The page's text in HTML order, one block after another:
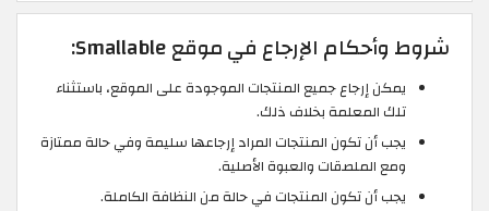
شروط وأحكام الإرجاع في موقع Smallable:
يمكن إرجاع جميع المنتجات الموجودة على الموقع، باستثناء
تلك المعلمة بخلاف ذلك.
يجب أن تكون المنتجات المراد إرجاعها سليمة وفي حالة ممتازة
ومع الملصقات والعبوة الأصلية.
يجب أن تكون المنتجات في حالة من النظافة الكاملة.